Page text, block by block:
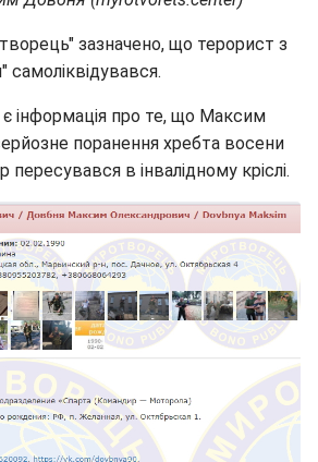
зазначено, що терорист з
є інформація про те, що Максим
поранення хребта восени
пересувався в інвалідному кріслі.